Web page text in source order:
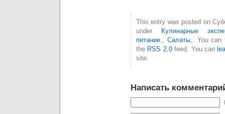
This entry was posted on
under Кулинарные
питание.
Салаты.
. You
the RSS 2.0feed. You can
site.
Написать